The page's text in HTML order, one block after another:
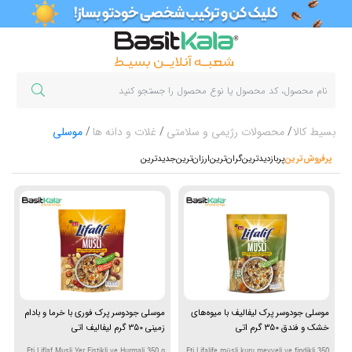
بسیط کالا محصولات رژیمی و سلامتی غلات و دانه ها موسلی
پرفروش‌ترین‌پربازدیدترینگران‌ترینارزان‌ترینجدیدترین
موسلی جودوسر پرک لیفالیف با میوه‌های
خشک و فندق 350 گرم اتی
موسلی جودوسر پرک فوری با خرما و بادام
زمینی 350 گرم لیفالیف اتی